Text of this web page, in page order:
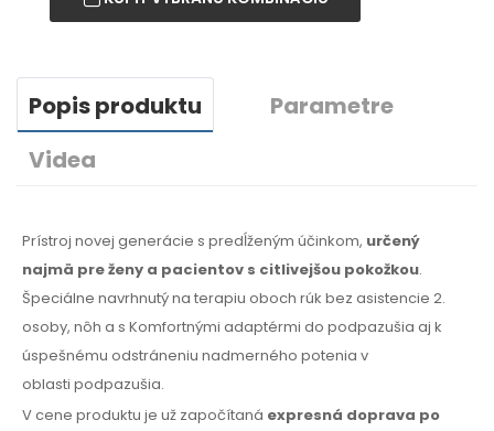
Popis produktu
Parametre
Videa
Prístroj novej generácie s predĺženým účinkom, určený
najmä pre ženy a pacientov s citlivejšou pokožkou.
Špeciálne navrhnutýna terapiu oboch rúk bez asistencie 2.
osoby, nôh a s Komfortnými adaptérmi do podpazušia aj k
úspešnému odstráneniu nadmerného potenia v
oblasti podpazušia.
V cene produktu je už započítaná expresná doprava po